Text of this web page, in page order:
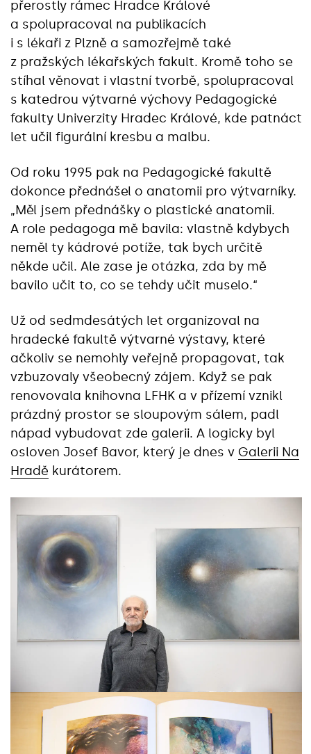
přerostly rámec Hradce Králové
a spolupracoval na publikacích
i s lékaři z Plzně a samozřejmě také
z pražských lékařských fakult. Kromě toho se
stíhal věnovat i vlastní tvorbě, spolupracoval
s katedrou výtvarné výchovy Pedagogické
fakulty Univerzity Hradec Králové, kde patnáct
let učil figurální kresbu a malbu.
Od roku 1995 pak na Pedagogické fakultě
dokonce přednášel o anatomii pro výtvarníky.
„Měl jsem přednášky o plastické anatomii.
A role pedagoga mě bavila: vlastně kdybych
neměl ty kádrové potíže, tak bych určitě
někde učil. Ale zase je otázka, zda by mě
bavilo učit to, co se tehdy učit muselo.“
Už od sedmdesátých let organizoval na
hradecké fakultě výtvarné výstavy, které
ačkoliv se nemohly veřejně propagovat, tak
vzbuzovaly všeobecný zájem. Když se pak
renovovala knihovna LFHK a v přízemí vznikl
prázdný prostor se sloupovým sálem, padl
nápad vybudovat zde galerii. A logicky byl
osloven Josef Bavor, který je dnes v Galerii Na
Hradě kurátorem.